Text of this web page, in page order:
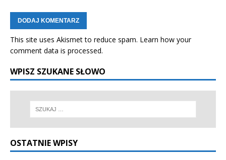
This site uses Akismet to reduce spam. Learn how your
comment data is processed.
WPISZ SZUKANE SŁOWO
OSTATNIE WPISY